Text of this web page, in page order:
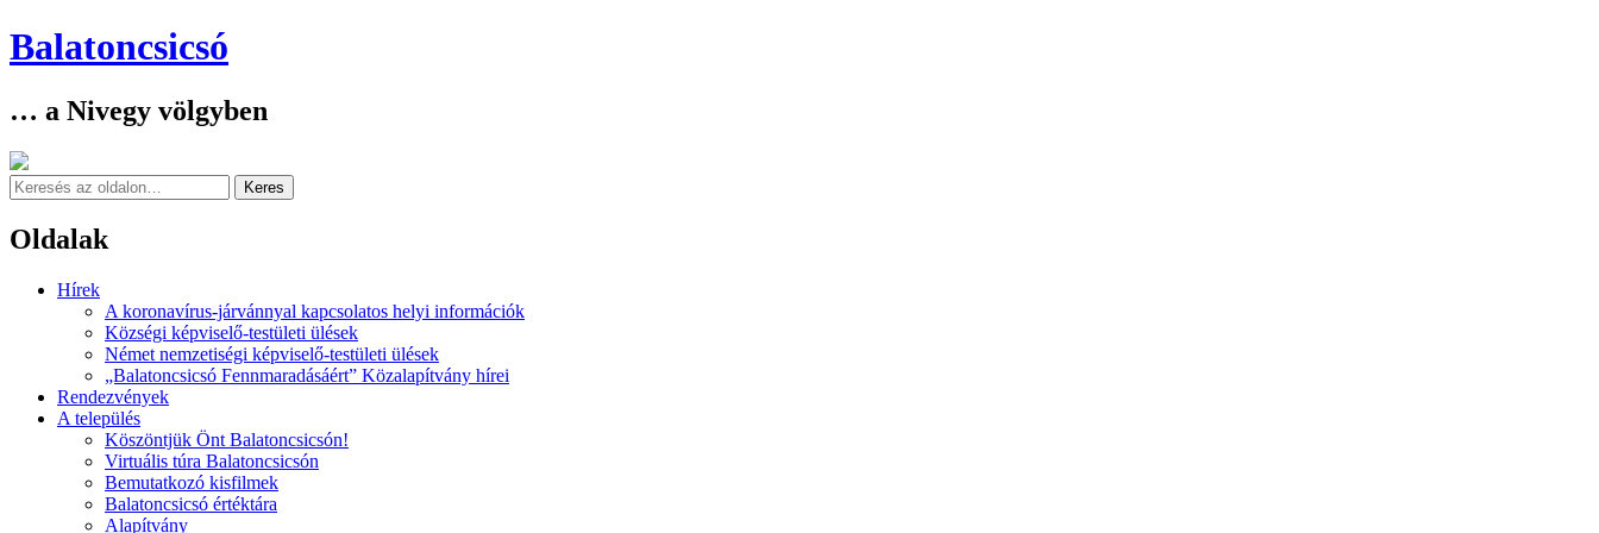
Balatoncsicsó
… a Nivegy völgyben
Keresés
Oldalak
Skip
Hírek
A koronavírus-járvánnyal kapcsolatos helyi információk
Községi képviselő-testületi ülések
Német nemzetiségi képviselő-testületi ülések
„Balatoncsicsó Fennmaradásáért” Közalapítvány hírei
Rendezvények
A település
Köszöntjük Önt Balatoncsicsón!
Virtuális túra Balatoncsicsón
Bemutatkozó kisfilmek
Balatoncsicsó értéktára
Alapítvány